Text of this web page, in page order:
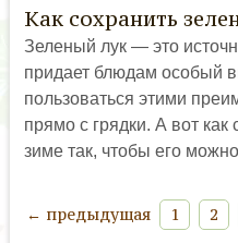
Как сохранить
Зеленый лук — это
придает блюдам особый
пользоваться этими
прямо с грядки. А вот как
зиме так, чтобы его
← предыдущая 1 2